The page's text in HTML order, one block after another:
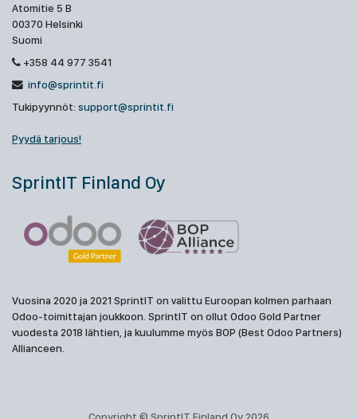
Atomitie 5 B
00370 Helsinki
Suomi
+358 44 977 3541
info@sprintit.fi
Tukipyynnöt: support@sprintit.fi
Pyydä tarjous!
SprintIT Finland Oy
Vuosina 2020 ja 2021 SprintIT on valittu Euroopan kolmen parhaan
Odoo-toimittajan joukkoon. SprintIT on ollut Odoo Gold Partner
vuodesta 2018 lähtien, ja kuulumme myös BOP (Best Odoo Partners)
Allianceen.
Copyright © SprintIT Finland Oy 2026